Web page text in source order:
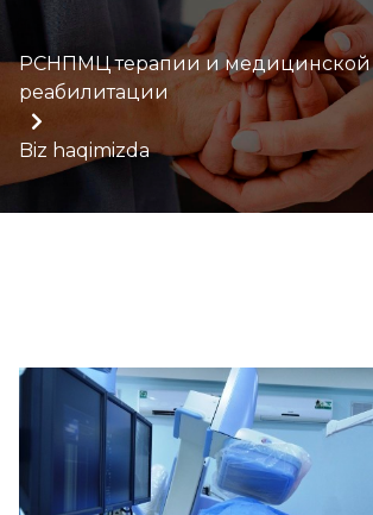
РСНПМЦ терапии и медицинской
реабилитации
Biz haqimizda